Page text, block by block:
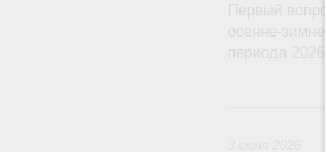
Первый
осенне-